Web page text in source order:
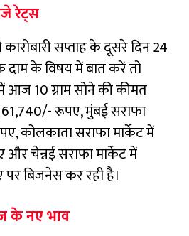
रेट्स
सप्ताह के दूसरे दिन 24
के विषय में बात करें तो
आज 10 ग्राम सोने की कीमत
रूपए, मुंबई सराफा
कोलकाता सराफा मार्केट में
चेन्नई सराफा मार्केट में
बिजनेस कर रही है।
के नए भाव